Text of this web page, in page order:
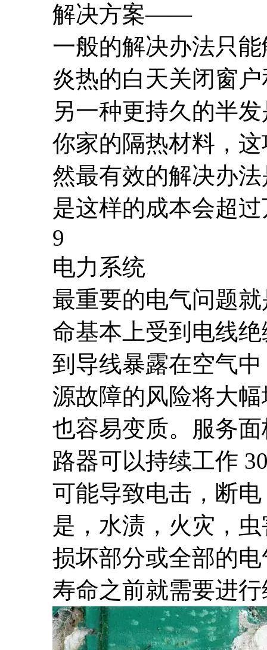
解决方案——
一般的解决办法只
炎热的白天关闭窗
另一种更持久的半
你家的隔热材料，
然最有效的解决办
是这样的成本会超
9
电力系统
最重要的电气问题
命基本上受到电线
到导线暴露在空气
源故障的风险将大
也容易变质。服务
路器可以持续工作
可能导致电击，断
是，水渍，火灾，
损坏部分或全部的
寿命之前就需要进